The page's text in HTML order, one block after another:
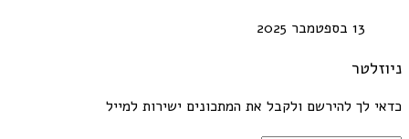
13 בספטמבר 2025
ניוזלטר
כדאי לך להירשם ולקבל את המתכונים ישירות למייל